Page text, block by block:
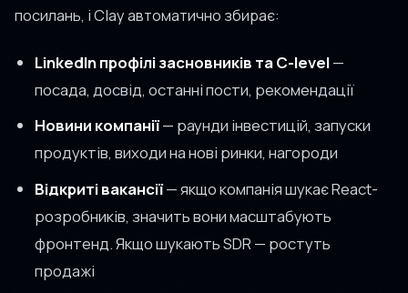
посилань, і Clay автоматично збирає:
LinkedIn профілі засновників та C-level—
посада, досвід, останні пости, рекомендації
Новини компанії— раунди інвестицій, запуски
продуктів, виходи на нові ринки, нагороди
Відкриті вакансії— якщо компанія шукає React-
розробників, значить вони масштабують
фронтенд. Якщо шукають SDR — ростуть
продажі